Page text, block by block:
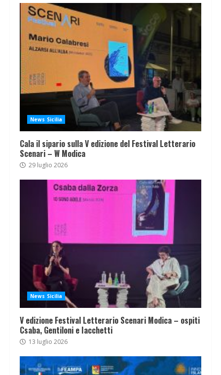
News Sicilia
Cala il sipario sulla V edizione del Festival Letterario
Scenari – W Modica
29 luglio 2026
News Sicilia
V edizione Festival Letterario Scenari Modica – ospiti
Csaba, Gentiloni e Iacchetti
13 luglio 2026